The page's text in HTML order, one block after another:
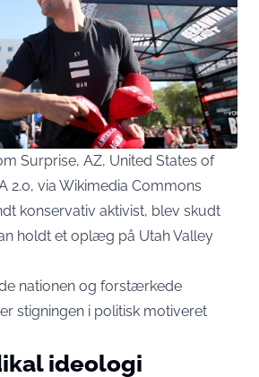
Surprise, AZ, United States of
2.0, via Wikimedia Commons
konservativ aktivist, blev skudt
holdt et oplæg på Utah Valley
nationen og forstærkede
stigningen i politisk motiveret
ideologi